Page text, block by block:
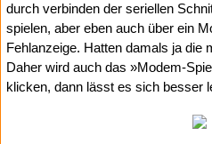
durch verbinden der seriellen
spielen, aber eben auch über ein
Fehlanzeige. Hatten damals ja die
Daher wird auch das »Modem-
klicken, dann lässt es sich besser